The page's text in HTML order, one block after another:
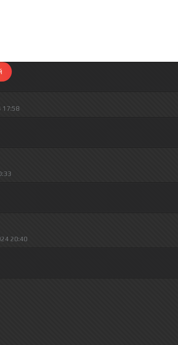
17:58
20:40